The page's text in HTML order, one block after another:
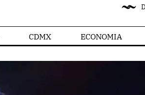
CDMX ECONOMIA